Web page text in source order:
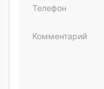
Заказывал
отношение